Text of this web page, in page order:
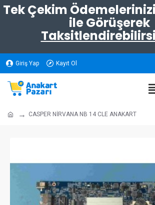
Tek Çekim
ile Görüşerek
Giriş Yap Kayıt Ol
CASPER NİRVANA NB 14 CLE ANAKART